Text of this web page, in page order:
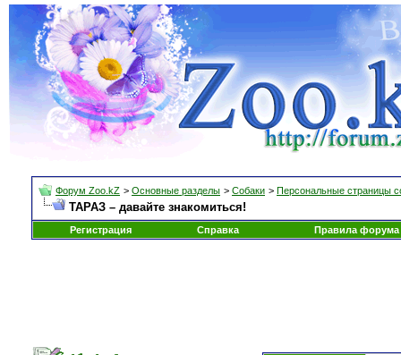
Форум Zoo.kZ > Основные разделы > Собаки > Персональные страницы
ТАРАЗ – давайте знакомиться!
Регистрация Справка Правила форума